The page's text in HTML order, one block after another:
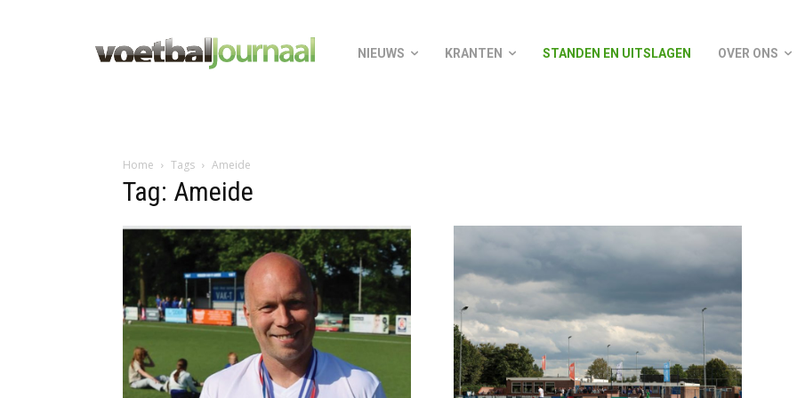
NIEUWS KRANTEN STANDEN EN UITSLAGEN OVER ONS
Home Tags Ameide
Tag: Ameide